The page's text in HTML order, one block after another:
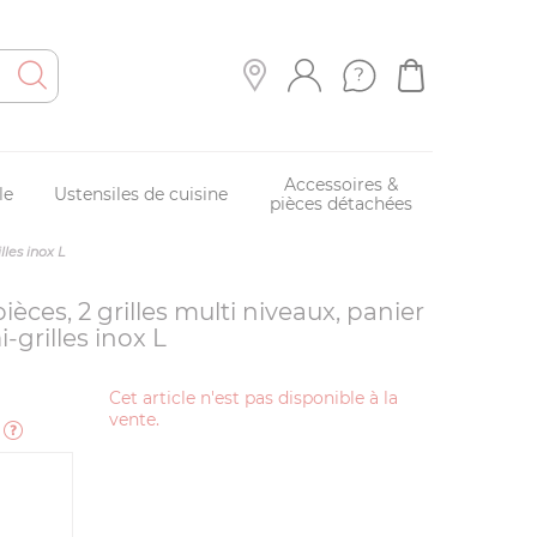
Ustensiles de cuisine
Accessoires &
pièces détachées
inox L
2 grilles multi niveaux, panier
grilles inox L
Cet article n'est pas disponible à la
vente.